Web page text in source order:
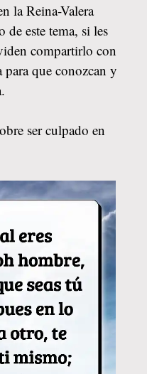
la Reina-Valera
este tema, si les
compartirlo con
que conozcan y
ser culpado en